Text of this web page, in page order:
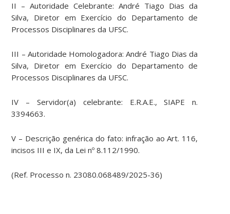
II – Autoridade Celebrante: André Tiago Dias da
Silva, Diretor em Exercício do Departamento de
Processos Disciplinares da UFSC.
III – Autoridade Homologadora: André Tiago Dias da
Silva, Diretor em Exercício do Departamento de
Processos Disciplinares da UFSC.
IV – Servidor(a) celebrante: E.R.A.E., SIAPE n.
3394663.
V – Descrição genérica do fato: infração ao Art. 116,
incisos III e IX, da Lei nº 8.112/1990.
(Ref. Processo n. 23080.068489/2025-36)